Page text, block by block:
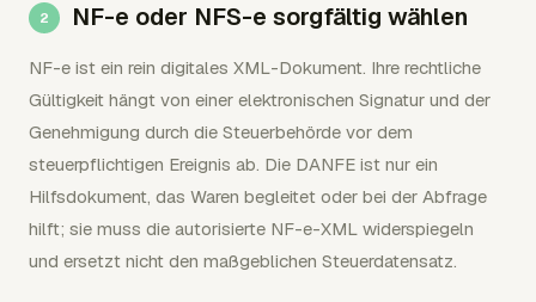
NF-e oder NFS-e sorgfältig wählen
NF-e ist ein rein digitales XML-Dokument. Ihre rechtliche
Gültigkeit hängt von einer elektronischen Signatur und der
Genehmigung durch die Steuerbehörde vor dem
steuerpflichtigen Ereignis ab. Die DANFE ist nur ein
Hilfsdokument, das Waren begleitet oder bei der Abfrage
hilft; sie muss die autorisierte NF-e-XML widerspiegeln
und ersetzt nicht den maßgeblichen Steuerdatensatz.